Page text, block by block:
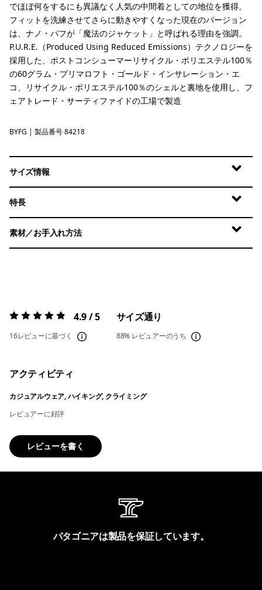
でほぼ何をするにも異議なく人気の中間着としての地位を獲得。
フィットを洗練させてさらに動きやすくなった現在のバージョン
は、ナノ・パフが「魔法のジャケット」と呼ばれる理由を強調。
P.U.R.E.（Produced Using Reduced Emissions）テクノロジーを
採用した、ポストコンシューマーリサイクル・ポリエステル100％
の60グラム・プリマロフト・ゴールド・インサレーション・エ
コ、リサイクル・ポリエステル100％のシェルと裏地を使用し、フ
ェアトレード・サーティファイドの工場で製造
Berry Fig
BYFG | 製品番号 84218
サイズ情報
特長
素材／お手入れ方法
評価:4.9 / 5 4.9 / 5
16レビューに基づく
サイズ通り
88% レビュアーのうち
アクティビティ
カジュアルウェア, ハイキング, クライミング
レビュアーに好評
レビューを書く
パタゴニアは製品を保証しています。